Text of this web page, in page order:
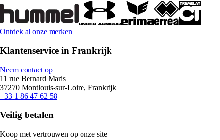
Ontdek al onze merken
Klantenservice in Frankrijk
Neem contact op
11 rue Bernard Maris
37270 Montlouis-sur-Loire, Frankrijk
+33 1 86 47 62 58
Veilig betalen
Koop met vertrouwen op onze site